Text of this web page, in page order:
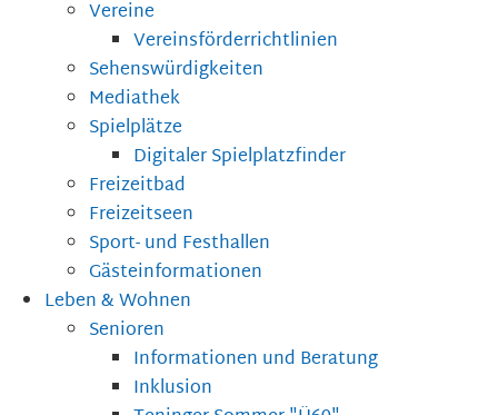
Vereine
Vereinsförderrichtlinien
Sehenswürdigkeiten
Mediathek
Spielplätze
Digitaler Spielplatzfinder
Freizeitbad
Freizeitseen
Sport- und Festhallen
Gästeinformationen
Leben & Wohnen
Senioren
Informationen und Beratung
Inklusion